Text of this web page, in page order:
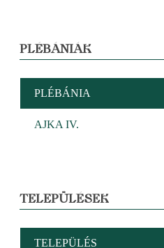
PLÉBÁNIÁK
PLÉBÁNIA
AJKA IV.
TELEPÜLÉSEK
TELEPÜLÉS